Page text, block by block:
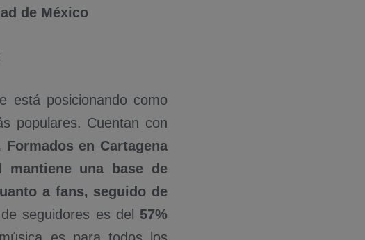
de México
está posicionando como
populares. Cuentan con
Formados en Cartagena
una base de
a fans, seguido de
seguidores es del 57%